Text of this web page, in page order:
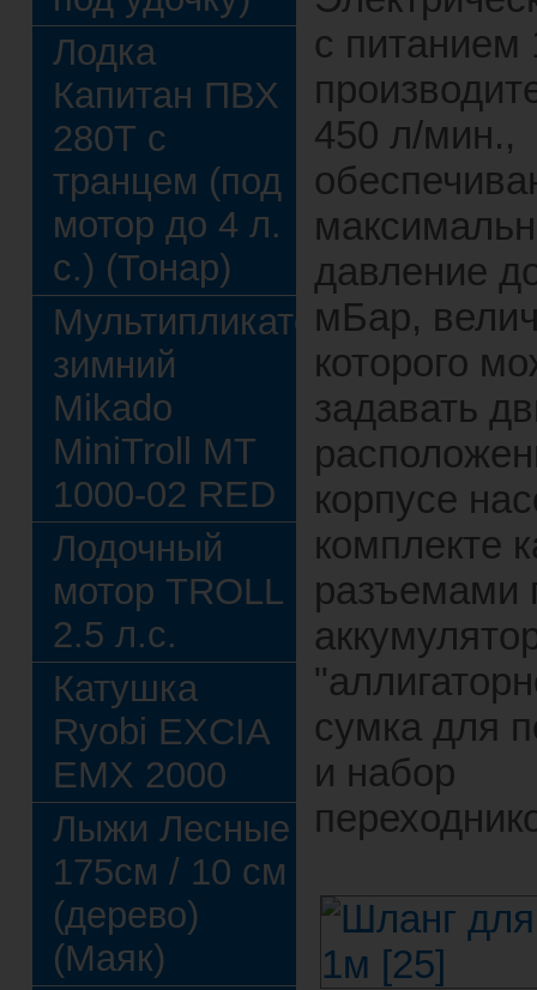
Лодка
Капитан ПВХ
280Т с
транцем (под
мотор до 4 л.
с.) (Тонар)
Мультипликатор
зимний
Mikado
MiniTroll MT
1000-02 RED
Лодочный
мотор TROLL
2.5 л.с.
Катушка
Ryobi EXCIA
EMX 2000
Лыжи Лесные
175см / 10 см
(дерево)
(Маяк)
с питанием
450 л/мин.,
давление
мБар,
которого
задавать
корпусе
комплекте
разъемами
сумка для
и набор